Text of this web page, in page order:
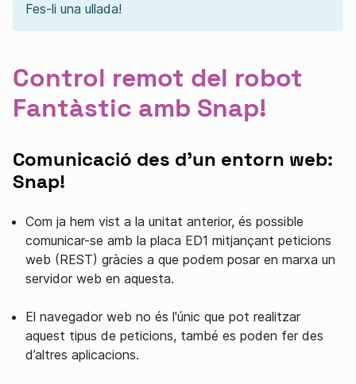
Fes-li una ullada!
Control remot del robot
Fantàstic amb Snap!
Comunicació des d'un entorn web:
Snap!
Com ja hem vist a la unitat anterior, és possible
comunicar-se amb la placa ED1 mitjançant peticions
web (REST) gràcies a que podem posar en marxa un
servidor web en aquesta.
El navegador web no és l'únic que pot realitzar
aquest tipus de peticions, també es poden fer des
d’altres aplicacions.